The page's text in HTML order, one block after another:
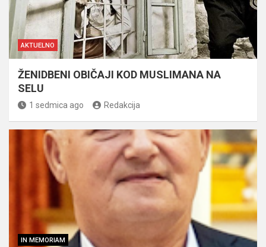
AKTUELNO
ŽENIDBENI OBIČAJI KOD MUSLIMANA NA
SELU
1 sedmica ago Redakcija
IN MEMORIAM